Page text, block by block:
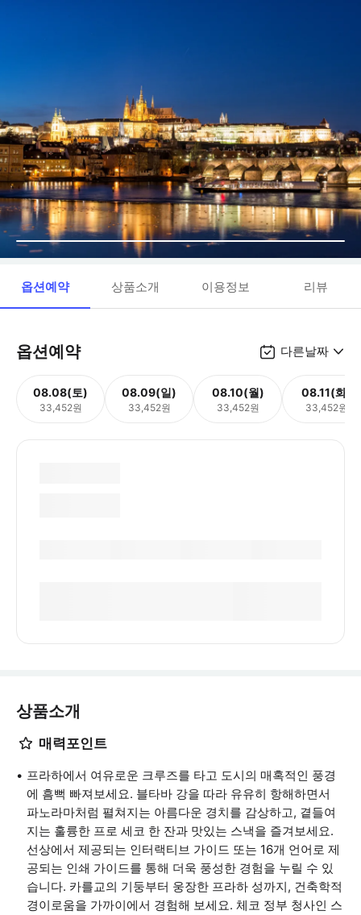
옵션예약 상품소개 이용정보 리뷰
옵션예약 다른날짜
08.08(토)
33,452원
08.09(일)
33,452원
08.10(월)
33,452원
08.11(화)
33,452원
상품소개
매력포인트
프라하에서 여유로운 크루즈를 타고 도시의 매혹적인 풍경
에 흠뻑 빠져보세요. 블타바 강을 따라 유유히 항해하면서
파노라마처럼 펼쳐지는 아름다운 경치를 감상하고, 곁들여
지는 훌륭한 프로 세코 한 잔과 맛있는 스낵을 즐겨보세요.
선상에서 제공되는 인터랙티브 가이드 또는 16개 언어로 제
공되는 인쇄 가이드를 통해 더욱 풍성한 경험을 누릴 수 있
습니다. 카를교의 기둥부터 웅장한 프라하 성까지, 건축학적
경이로움을 가까이에서 경험해 보세요. 체코 정부 청사인 스